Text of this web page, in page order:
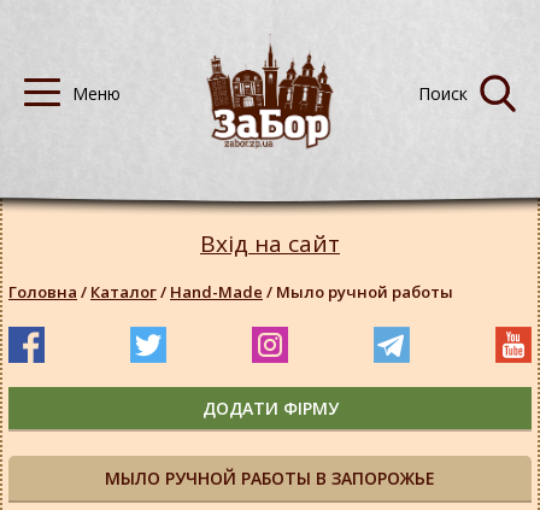
МЫЛО РУЧНОЙ РАБОТЫ В ЗАПОРОЖЬЕ
Вхід на сайт
Головна / Каталог/ Hand-Made / Мыло ручной работы
ДОДАТИ ФІРМУ